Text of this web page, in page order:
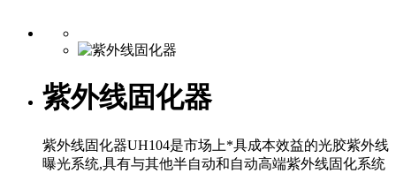
紫外线固化器
紫外线固化器UH104是市场上*具成本效益的光胶紫外线
曝光系统,具有与其他半自动和自动高端紫外线固化系统